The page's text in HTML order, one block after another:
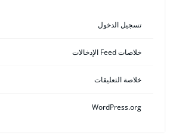
تسجيل الدخول
خلاصات Feed الإدخالات
خلاصة التعليقات
WordPress.org